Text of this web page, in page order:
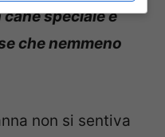
cane speciale e
che nemmeno
non si sentiva